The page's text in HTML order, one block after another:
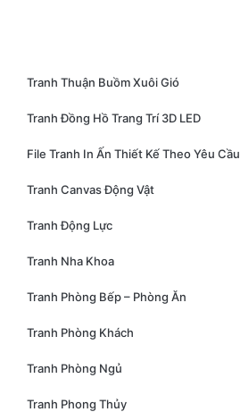
Tranh Thuận Buồm Xuôi Gió
Tranh Đồng Hồ Trang Trí 3D LED
File Tranh In Ấn Thiết Kế Theo Yêu Cầu
Tranh Canvas Động Vật
Tranh Động Lực
Tranh Nha Khoa
Tranh Phòng Bếp – Phòng Ăn
Tranh Phòng Khách
Tranh Phòng Ngủ
Tranh Phong Thủy